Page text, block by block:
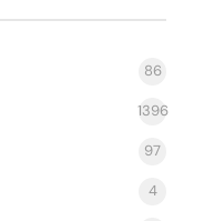
86
1396
97
4